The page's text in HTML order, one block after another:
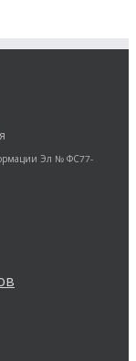
Эл № ФС77-